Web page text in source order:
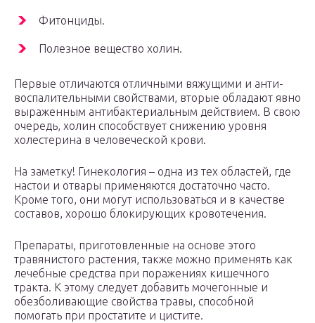
Фитонциды.
Полезное вещество холин.
Первые отличаются отличными вяжущими и анти-
воспалительными свойствами, вторые обладают явно
выраженным антибактериальным действием. В свою
очередь, холин способствует снижению уровня
холестерина в человеческой крови.
На заметку! Гинекология – одна из тех областей, где
настои и отвары применяются достаточно часто.
Кроме того, они могут использоваться и в качестве
составов, хорошо блокирующих кровотечения.
Препараты, приготовленные на основе этого
травянистого растения, также можно применять как
лечебные средства при поражениях кишечного
тракта. К этому следует добавить мочегонные и
обезболивающие свойства травы, способной
помогать при простатите и цистите.